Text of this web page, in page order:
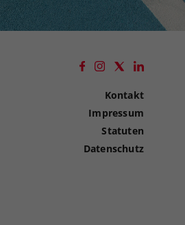
Kontakt
Impressum
Statuten
Datenschutz